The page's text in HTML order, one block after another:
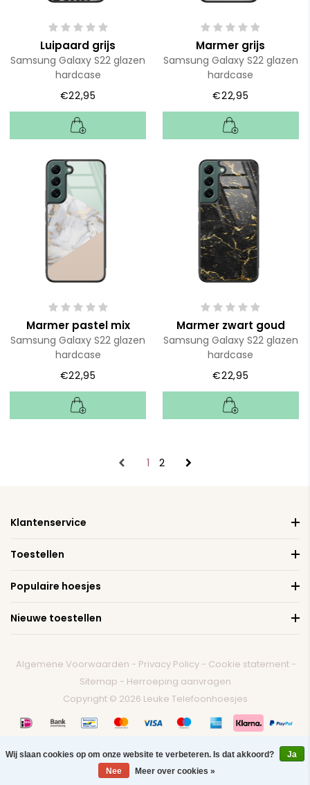
Zoeken
Luipaard grijs
Samsung Galaxy S22 glazen
hardcase
€22,95
Marmer grijs
Samsung Galaxy S22 glazen
hardcase
€22,95
Marmer pastel mix
Samsung Galaxy S22 glazen
hardcase
€22,95
Marmer zwart goud
Samsung Galaxy S22 glazen
hardcase
€22,95
1 2
Klantenservice
Toestellen
Populaire hoesjes
Nieuwe toestellen
Algemene Voorwaarden - Privacy Policy - Cookie statement -
Sitemap - Herroeping aanvragen
Copyright © 2026 Leuke Telefoonhoesjes
Wij slaan cookies op om onze website te verbeteren. Is dat akkoord?
Ja
Nee
Meer over cookies »